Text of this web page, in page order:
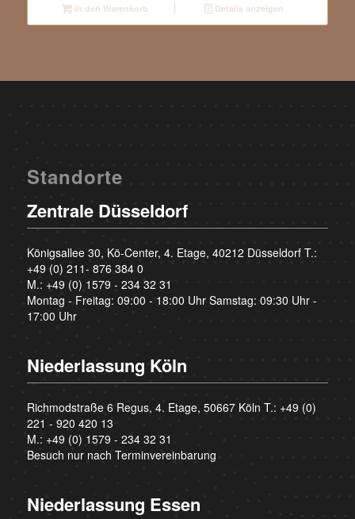
In den Warenkorb Details anzeigen
Standorte
Zentrale Düsseldorf
Königsallee 30, Kö-Center, 4. Etage, 40212 Düsseldorf T.:
+49 (0) 211- 876 384 0
M.: +49 (0) 1579 - 234 32 31
Montag - Freitag: 09:00 - 18:00 Uhr Samstag: 09:30 Uhr -
17:00 Uhr
Niederlassung Köln
Richmodstraße 6 Regus, 4. Etage, 50667 Köln T.: +49 (0)
221 - 920 420 13
M.: +49 (0) 1579 - 234 32 31
Besuch nur nach Terminvereinbarung
Niederlassung Essen